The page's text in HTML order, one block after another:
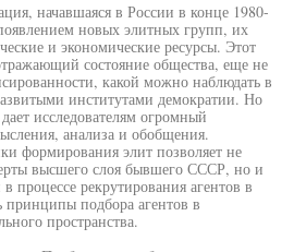
начавшаяся в России в конце 1980-
новых элитных групп, их
и экономические ресурсы. Этот
состояние общества, еще не
какой можно наблюдать в
институтами демократии. Но
исследователям огромный
анализа и обобщения.
формирования элит позволяет не
высшего слоя бывшего СССР, но и
процессе рекрутирования агентов в
принципы подбора агентов в
пространства.